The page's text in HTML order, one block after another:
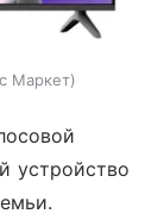
Маркет
устройство